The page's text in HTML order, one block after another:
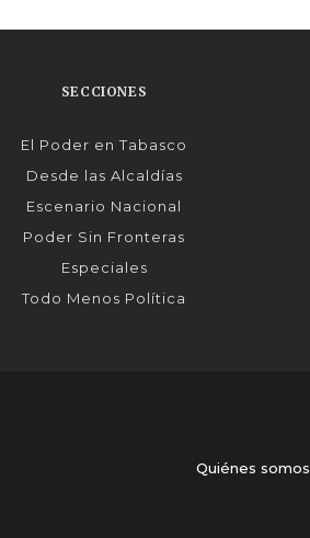
SECCIONES
El Poder en Tabasco
Desde las Alcaldías
Escenario Nacional
Poder Sin Fronteras
Especiales
Todo Menos Política
Quiénes somos